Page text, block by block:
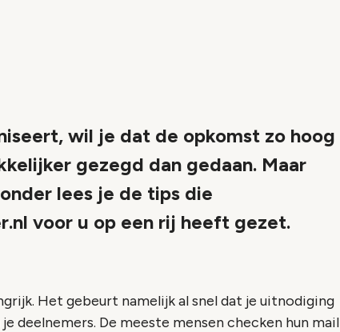
wil je dat de opkomst zo hoog
gezegd dan gedaan. Maar
lees je de tips die
voor u op een rij heeft gezet.
Het gebeurt namelijk al snel dat je uitnodiging
deelnemers. De meeste mensen checken hun mail